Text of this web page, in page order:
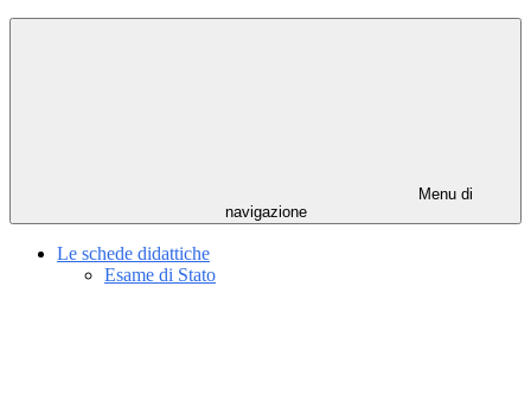
Menu di
navigazione
Le schede didattiche
Esame di Stato